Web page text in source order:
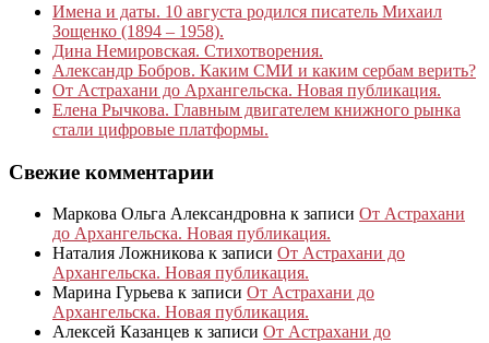
Имена и даты. 10 августа родился писатель Михаил
Зощенко (1894 – 1958).
Дина Немировская. Стихотворения.
Александр Бобров. Каким СМИ и каким сербам верить?
От Астрахани до Архангельска. Новая публикация.
Елена Рычкова. Главным двигателем книжного рынка
стали цифровые платформы.
Свежие комментарии
Маркова Ольга Александровна к записи От Астрахани
до Архангельска. Новая публикация.
Наталия Ложникова к записи От Астрахани до
Архангельска. Новая публикация.
Марина Гурьева к записи От Астрахани до
Архангельска. Новая публикация.
Алексей Казанцев к записи От Астрахани до